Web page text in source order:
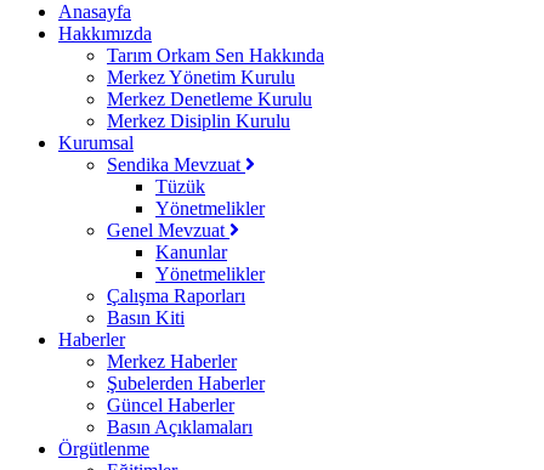
Anasayfa
Hakkımızda
Tarım Orkam Sen Hakkında
Merkez Yönetim Kurulu
Merkez Denetleme Kurulu
Merkez Disiplin Kurulu
Kurumsal
Sendika Mevzuat
Tüzük
Yönetmelikler
Genel Mevzuat
Kanunlar
Yönetmelikler
Çalışma Raporları
Basın Kiti
Haberler
Merkez Haberler
Şubelerden Haberler
Güncel Haberler
Basın Açıklamaları
Örgütlenme